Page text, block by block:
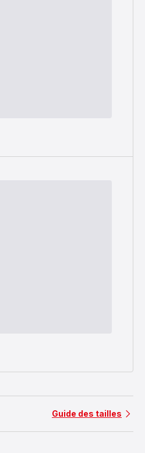
Guide des tailles